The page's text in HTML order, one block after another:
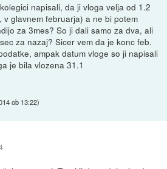
napisali, da ji vloga velja od 1.2
glavnem februarja) a ne bi potem
za 3mes? So ji dali samo za dva, ali
za nazaj? Sicer vem da je konc feb.
ampak datum vloge so ji napisali
je bila vlozena 31.1
ob 13:22)